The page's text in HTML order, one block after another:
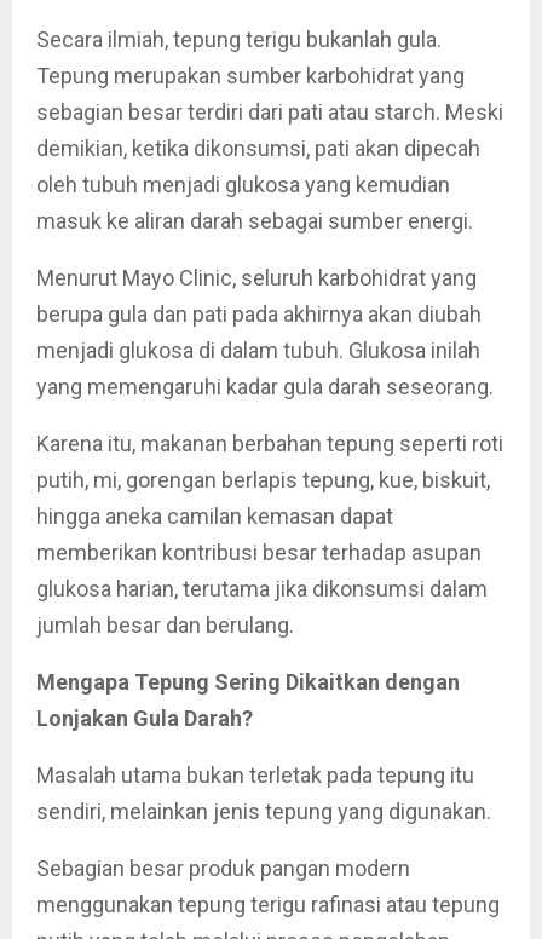
Secara ilmiah, tepung terigu bukanlah gula.
Tepung merupakan sumber karbohidrat yang
sebagian besar terdiri dari pati atau starch. Meski
demikian, ketika dikonsumsi, pati akan dipecah
oleh tubuh menjadi glukosa yang kemudian
masuk ke aliran darah sebagai sumber energi.
Menurut Mayo Clinic, seluruh karbohidrat yang
berupa gula dan pati pada akhirnya akan diubah
menjadi glukosa di dalam tubuh. Glukosa inilah
yang memengaruhi kadar gula darah seseorang.
Karena itu, makanan berbahan tepung seperti roti
putih, mi, gorengan berlapis tepung, kue, biskuit,
hingga aneka camilan kemasan dapat
memberikan kontribusi besar terhadap asupan
glukosa harian, terutama jika dikonsumsi dalam
jumlah besar dan berulang.
Mengapa Tepung Sering Dikaitkan dengan
Lonjakan Gula Darah?
Masalah utama bukan terletak pada tepung itu
sendiri, melainkan jenis tepung yang digunakan.
Sebagian besar produk pangan modern
menggunakan tepung terigu rafinasi atau tepung